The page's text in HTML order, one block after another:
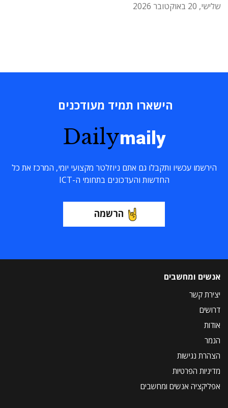
שלישי, 20 באוקטובר 2026
הישארו תמיד מעודכנים
Dailymaily
הירשמו עכשיו ותקבלו גם אתם ניוזלטר מקצועי יומי, המרכז את כל
החדשות והעדכונים בתחומי ה-ICT
הרשמה
אנשים ומחשבים
יצירת קשר
דרושים
אודות
הנמר
הצהרת נגישות
מדיניות הפרטיות
אפליקציה אנשים ומחשבים